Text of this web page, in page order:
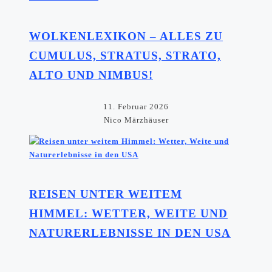
WOLKENLEXIKON – ALLES ZU
CUMULUS, STRATUS, STRATO,
ALTO UND NIMBUS!
11. Februar 2026
Nico Märzhäuser
REISEN UNTER WEITEM
HIMMEL: WETTER, WEITE UND
NATURERLEBNISSE IN DEN USA